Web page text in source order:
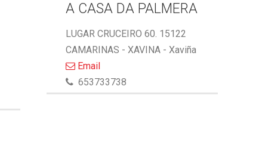
A CASA DA PALMERA
LUGAR CRUCEIRO 60. 15122
CAMARINAS - XAVINA - Xaviña
Email
653733738